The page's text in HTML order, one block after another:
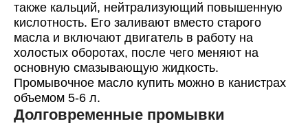
также кальций, нейтрализующий повышенную
кислотность. Его заливают вместо старого
масла и включают двигатель в работу на
холостых оборотах, после чего меняют на
основную смазывающую жидкость.
Промывочное масло купить можно в канистрах
объемом 5-6 л.
Долговременные промывки